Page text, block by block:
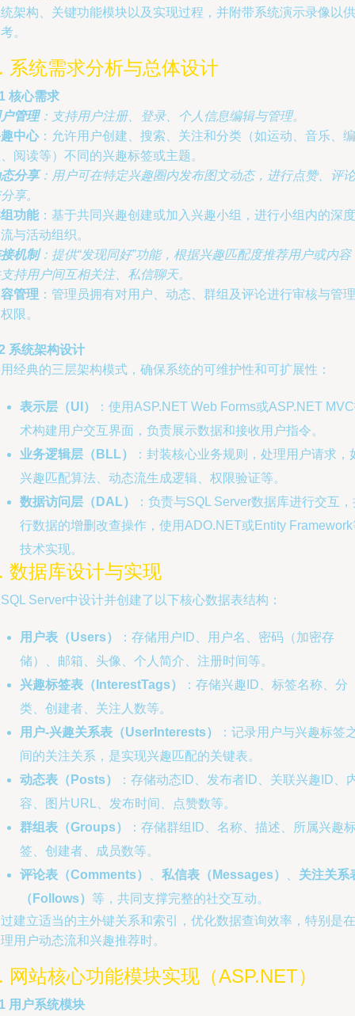
架构、关键功能模块以及实现过程，并附带系统演示录像以供
。
系统需求分析与总体设计
核心需求
管理：支持用户注册、登录、个人信息编辑与管理。
中心：允许用户创建、搜索、关注和分类（如运动、音乐、编
阅读等）不同的兴趣标签或主题。
分享：用户可在特定兴趣圈内发布图文动态，进行点赞、评论
享。
功能：基于共同兴趣创建或加入兴趣小组，进行小组内的深度
与活动组织。
机制：提供“发现同好”功能，根据兴趣匹配度推荐用户或内容
持用户间互相关注、私信聊天。
管理 ：管理员拥有对用户、动态、群组及评论进行审核与管理
限。
系统架构设计
经典的三层架构模式，确保系统的可维护性和可扩展性：
表示层（UI）
：使用ASP.NET Web Forms或ASP.NET
术构建用户交互界面，负责展示数据和接收用户指令。
业务逻辑层（BLL）
：封装核心业务规则，处理用户请求，
兴趣匹配算法、动态流生成逻辑、权限验证等。
数据访问层（DAL）
：负责与SQL Server数据库进行交互
行数据的增删改查操作，使用ADO.NET或Entity Framework
技术实现。
数据库设计与实现
Server中设计并创建了以下核心数据表结构：
用户表（Users）
：存储用户ID、用户名、密码（加密存
储）、邮箱、头像、个人简介、注册时间等。
兴趣标签表（InterestTags）
：存储兴趣ID、标签名称、分
类、创建者、关注人数等。
用户-兴趣关系表（UserInterests）
：记录用户与兴趣标签
间的关注关系，是实现兴趣匹配的关键表。
动态表（Posts）
：存储动态ID、发布者ID、关联兴趣ID、
容、图片URL、发布时间、点赞数等。
群组表（Groups）
：存储群组ID、名称、描述、所属兴趣
签、创建者、成员数等。
评论表（Comments）
私信表（Messages）
关注关系
（Follows） 等，共同支撑完整的社交互动。
建立适当的主外键关系和索引，优化数据查询效率，特别是在
用户动态流和兴趣推荐时。
网站核心功能模块实现（ASP.NET）
用户系统模块